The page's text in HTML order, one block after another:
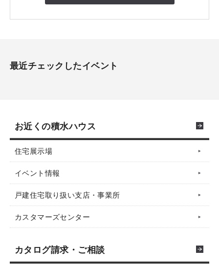
最近チェックしたイベント
お近くの積水ハウス
住宅展示場
イベント情報
戸建住宅取り扱い支店・事業所
カスタマーズセンター
カタログ請求・ご相談